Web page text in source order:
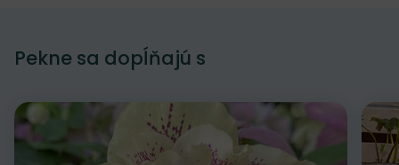
Pekne sa dopĺňajú s